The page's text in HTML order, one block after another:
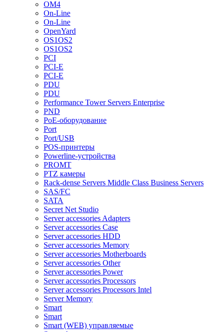
OM4
On-Line
On-Line
OpenYard
OS1OS2
OS1OS2
PCI
PCI-E
PCI-E
PDU
PDU
Performance Tower Servers Enterprise
PND
PoE-оборудование
Port
Port/USB
POS-принтеры
Powerline-устройства
PROMT
PTZ камеры
Rack-dense Servers Middle Class Business Servers
SAS/FC
SATA
Secret Net Studio
Server accessories Adapters
Server accessories Case
Server accessories HDD
Server accessories Memory
Server accessories Motherboards
Server accessories Other
Server accessories Power
Server accessories Processors
Server accessories Processors Intel
Server Memory
Smart
Smart
Smart (WEB) управляемые